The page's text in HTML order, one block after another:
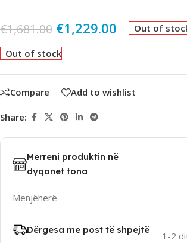
€1,681.00 €1,229.00 Out of
Out of stock
Compare Add to wishlist
Share:
Merreni produktin në
dyqanet tona
Menjëherë
Dërgesa me post të shpejtë
1-2